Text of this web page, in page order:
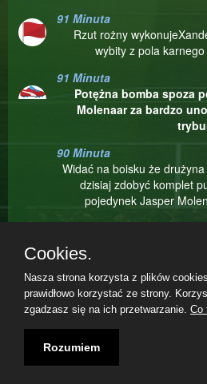
91 Minuta
Rzut rożny
wybity z pola
91 Minuta
Potężna bomba spoza
Molenaar za bardzo
90 Minuta
Widać na boisku że
dzisiaj zdobyć komplet
pojedynek Jasper
Bardzo ładnie przed polem
Molenaar i długo się nie
po ziemi. Cezary
86 Minuta
Xander van Loon strzela
Dordrecht i ich kibiców.
szczególnie te wykończone
Regulamin Polityka prywatności
Cookies.
Nasza strona korzysta z plików
prawidłowo korzystać ze strony.
zgadzasz się na ich przetwarzanie. Co
Rozumiem